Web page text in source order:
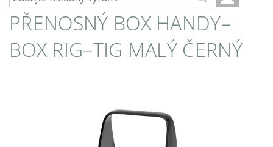
PŘENOSNÝ BOX HANDY–
BOX RIG–TIG MALÝ ČERNÝ